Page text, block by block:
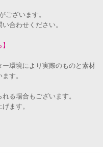
ございます。
合わせください。
環境により実際のものと素材
す。
る場合もございます。
ます。